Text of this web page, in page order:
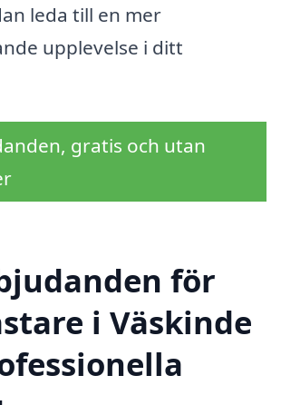
leda till en mer
upplevelse i ditt
gratis och utan
för
i Väskinde